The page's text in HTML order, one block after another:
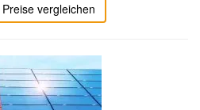
vergleichen